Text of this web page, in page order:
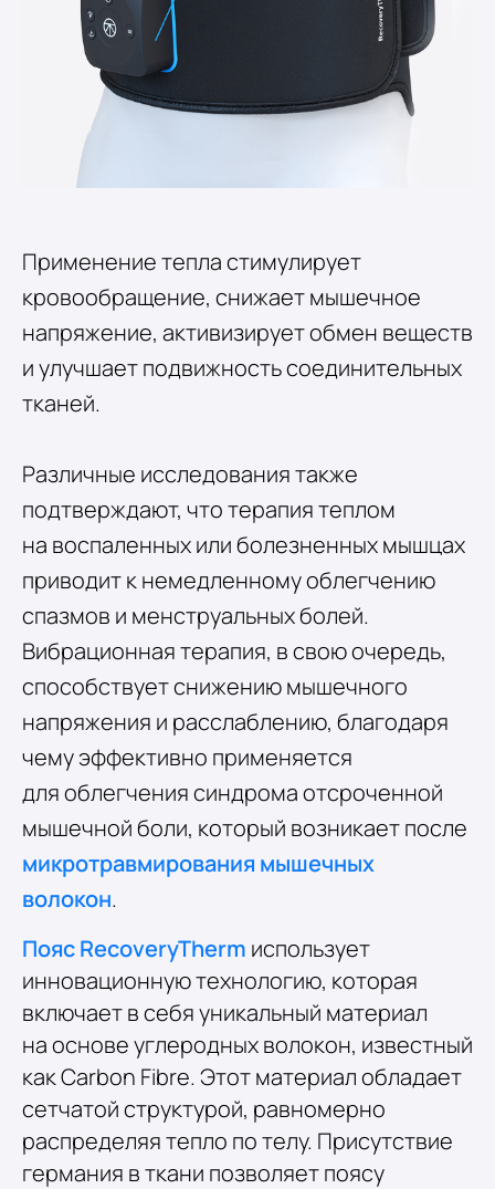
Применение тепла стимулирует
кровообращение, снижает мышечное
напряжение, активизирует обмен веществ
и улучшает подвижность соединительных
тканей.
Различные исследования также
подтверждают, что терапия теплом
на воспаленных или болезненных мышцах
приводит к немедленному облегчению
спазмов и менструальных болей.
Вибрационная терапия, в свою очередь,
способствует снижению мышечного
напряжения и расслаблению, благодаря
чему эффективно применяется
для облегчения синдрома отсроченной
мышечной боли, который возникает после
микротравмирования мышечных
волокон.
Пояс RecoveryTherm использует
инновационную технологию, которая
включает в себя уникальный материал
на основе углеродных волокон, известный
как Carbon Fibre. Этот материал обладает
сетчатой структурой, равномерно
распределяя тепло по телу. Присутствие
германия в ткани позволяет поясу